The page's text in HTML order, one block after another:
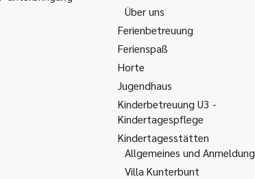
Über uns
Ferienbetreuung
Ferienspaß
Horte
Jugendhaus
Kinderbetreuung U3 -
Kindertagespflege
Kindertagesstätten
Allgemeines und Anmeldung
Villa Kunterbunt